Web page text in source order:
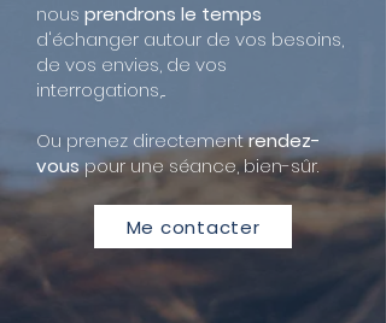
nous prendrons le temps
d'échanger autour de vos besoins,
de vos envies, de vos
interrogations,...
Ou prenez directementrendez-
vouspour une séance, bien-sûr.
Me contacter